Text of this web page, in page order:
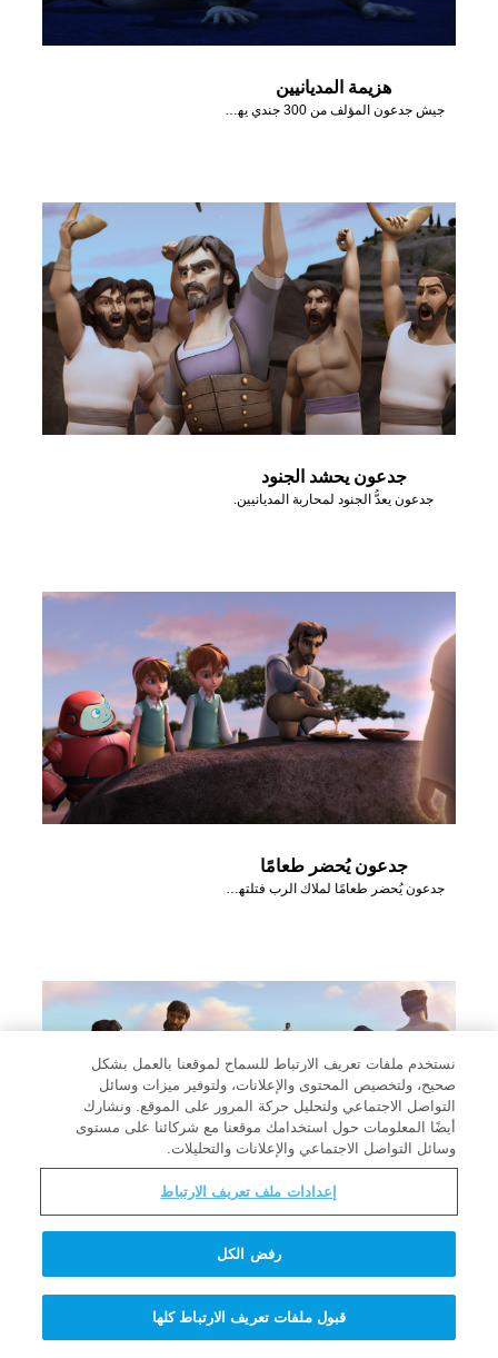
هزيمة المديانيين
جيش جدعون المؤلف من 300 جندي يهزم المديانيين بمساعدة الله.
جدعون يحشد الجنود
جدعون يعدُّ الجنود لمحاربة المديانيين.
جدعون يُحضر طعامًا
جدعون يُحضر طعامًا لملاك الرب فتلتهمه النار.
الجنود الخائفون يُغادرون
جدعون يقول للجنود الخائفين أن يعودوا إلى منازلهم.
نستخدم ملفات تعريف الارتباط للسماح لموقعنا بالعمل بشكل
صحيح، ولتخصيص المحتوى والإعلانات، ولتوفير ميزات وسائل
التواصل الاجتماعي ولتحليل حركة المرور على الموقع. ونشارك
أيضًا المعلومات حول استخدامك موقعنا مع شركائنا على مستوى
وسائل التواصل الاجتماعي والإعلانات والتحليلات.
إعدادات ملف تعريف الارتباط
رفض الكل
قبول ملفات تعريف الارتباط كلها